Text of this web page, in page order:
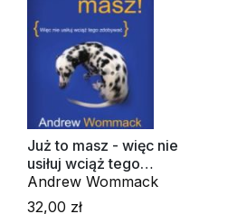
Już to masz - więc nie
usiłuj wciąż tego
zdobywać
Andrew Wommack
32,00 zł